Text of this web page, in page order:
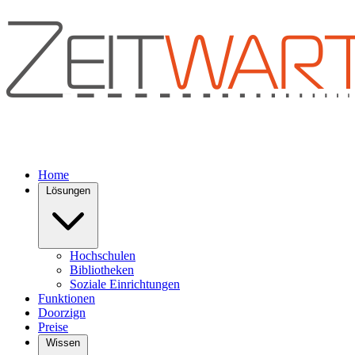
Home
Lösungen
Hochschulen
Bibliotheken
Soziale Einrichtungen
Funktionen
Doorzign
Preise
Wissen